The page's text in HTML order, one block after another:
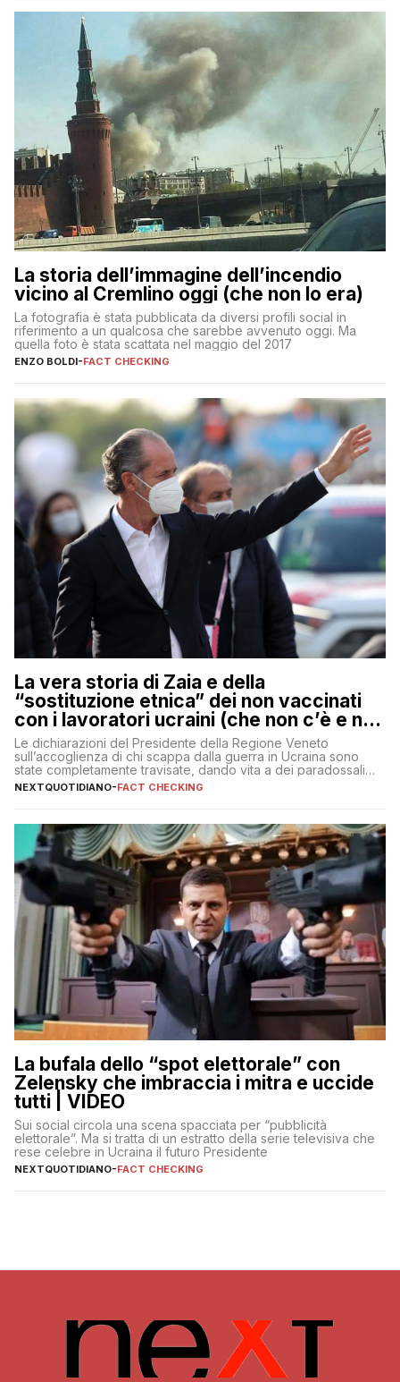
La storia dell’immagine dell’incendio
vicino al Cremlino oggi (che non lo era)
La fotografia è stata pubblicata da diversi profili social in
riferimento a un qualcosa che sarebbe avvenuto oggi. Ma
quella foto è stata scattata nel maggio del 2017
ENZO BOLDI-FACT CHECKING
La vera storia di Zaia e della
“sostituzione etnica” dei non vaccinati
con i lavoratori ucraini (che non c’è e non
ci sarà)
Le dichiarazioni del Presidente della Regione Veneto
sull’accoglienza di chi scappa dalla guerra in Ucraina sono
state completamente travisate, dando vita a dei paradossali
falsi che girano sui social
NEXTQUOTIDIANO-FACT CHECKING
La bufala dello “spot elettorale” con
Zelensky che imbraccia i mitra e uccide
tutti | VIDEO
Sui social circola una scena spacciata per “pubblicità
elettorale”. Ma si tratta di un estratto della serie televisiva che
rese celebre in Ucraina il futuro Presidente
NEXTQUOTIDIANO-FACT CHECKING